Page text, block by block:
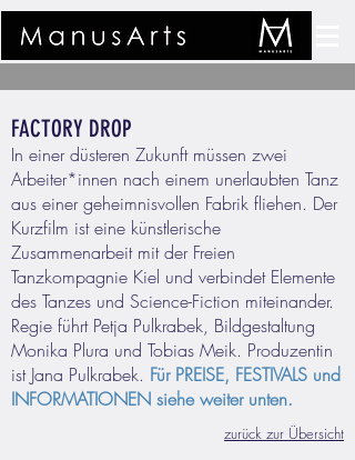
FACTORY DROP
In einer düsteren Zukunft müssen zwei
Arbeiter*innen nach einem unerlaubten Tanz
aus einer geheimnisvollen Fabrik fliehen. Der
Kurzfilm ist eine künstlerische
Zusammenarbeit mit der Freien
Tanzkompagnie Kiel und verbindet Elemente
des Tanzes und Science-Fiction miteinander.
Regie führt Petja Pulkrabek, Bildgestaltung
Monika Plura und Tobias Meik. Produzentin
ist Jana Pulkrabek. Für PREISE, FESTIVALS und
INFORMATIONEN siehe weiter unten.
zurück zur Übersicht